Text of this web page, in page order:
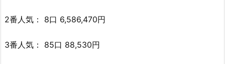
2番人気： 8口 6,586,470円
3番人気： 85口 88,530円